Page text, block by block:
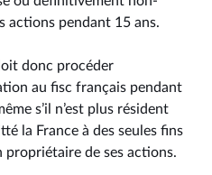
actions pendant 15 ans.
donc procéder
au fisc français pendant
s’il n’est plus résident
la France à des seules fins
propriétaire de ses actions.